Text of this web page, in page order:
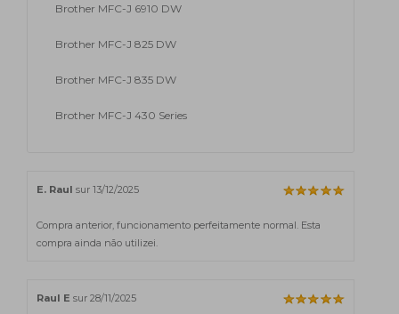
Brother MFC-J 6910 DW
Brother MFC-J 825 DW
Brother MFC-J 835 DW
Brother MFC-J 430 Series
E. Raul sur 13/12/2025
Compra anterior, funcionamento perfeitamente normal. Esta
compra ainda não utilizei.
Raul E sur 28/11/2025